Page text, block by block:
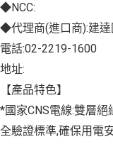
◆NCC:
◆代理商(進口商):建達
電話:02-2219-1600
地址:
【產品特色】
*國家CNS電線:雙層絕
全驗證標準,確保用電